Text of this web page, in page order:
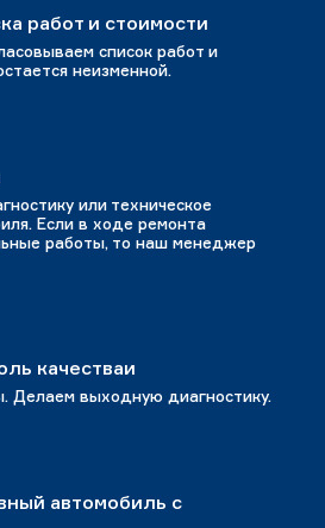
работ и стоимости
список работ и
неизменной.
или техническое
Если в ходе ремонта
работы, то наш менеджер
качестваи
Делаем выходную диагностику.
автомобиль с